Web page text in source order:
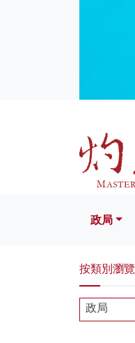
政局
按類別瀏覽
政局